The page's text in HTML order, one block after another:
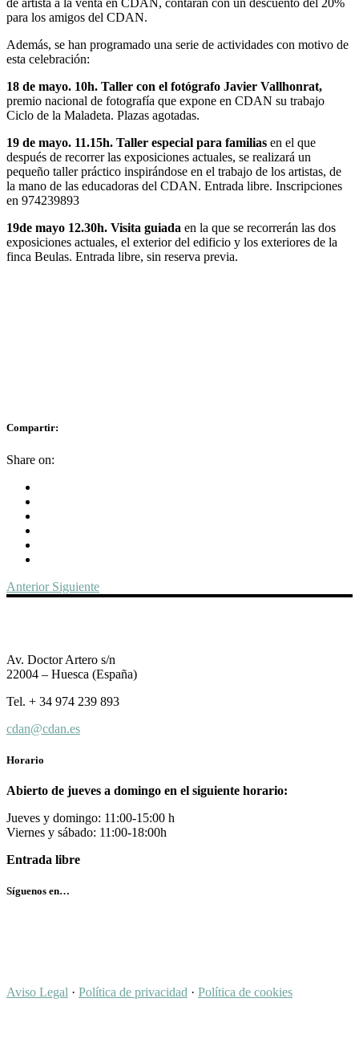
de artista a la venta en CDAN, contarán con un descuento del 20%
para los amigos del CDAN.
Además, se han programado una serie de actividades con motivo de
esta celebración:
18 de mayo. 10h. Taller con el fotógrafo Javier Vallhonrat,
premio nacional de fotografía que expone en CDAN su trabajo
Ciclo de la Maladeta. Plazas agotadas.
19 de mayo. 11.15h. Taller especial para familias en el que
después de recorrer las exposiciones actuales, se realizará un
pequeño taller práctico inspirándose en el trabajo de los artistas, de
la mano de las educadoras del CDAN. Entrada libre. Inscripciones
en 974239893
19de mayo 12.30h. Visita guiada en la que se recorrerán las dos
exposiciones actuales, el exterior del edificio y los exteriores de la
finca Beulas. Entrada libre, sin reserva previa.
Compartir:
Share on:
Anterior Siguiente
Av. Doctor Artero s/n
22004 – Huesca (España)
Tel. + 34 974 239 893
cdan@cdan.es
Horario
Abierto de jueves a domingo en el siguiente horario:
Jueves y domingo: 11:00-15:00 h
Viernes y sábado: 11:00-18:00h
Entrada libre
Síguenos en…
Aviso Legal · Política de privacidad · Política de cookies